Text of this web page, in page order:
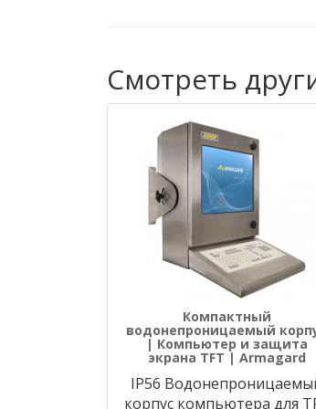
Смотреть
Компактный
водонепроницаемый
| Компьютер и защита
экрана TFT | Armagard
IP56
корпус компьютера для